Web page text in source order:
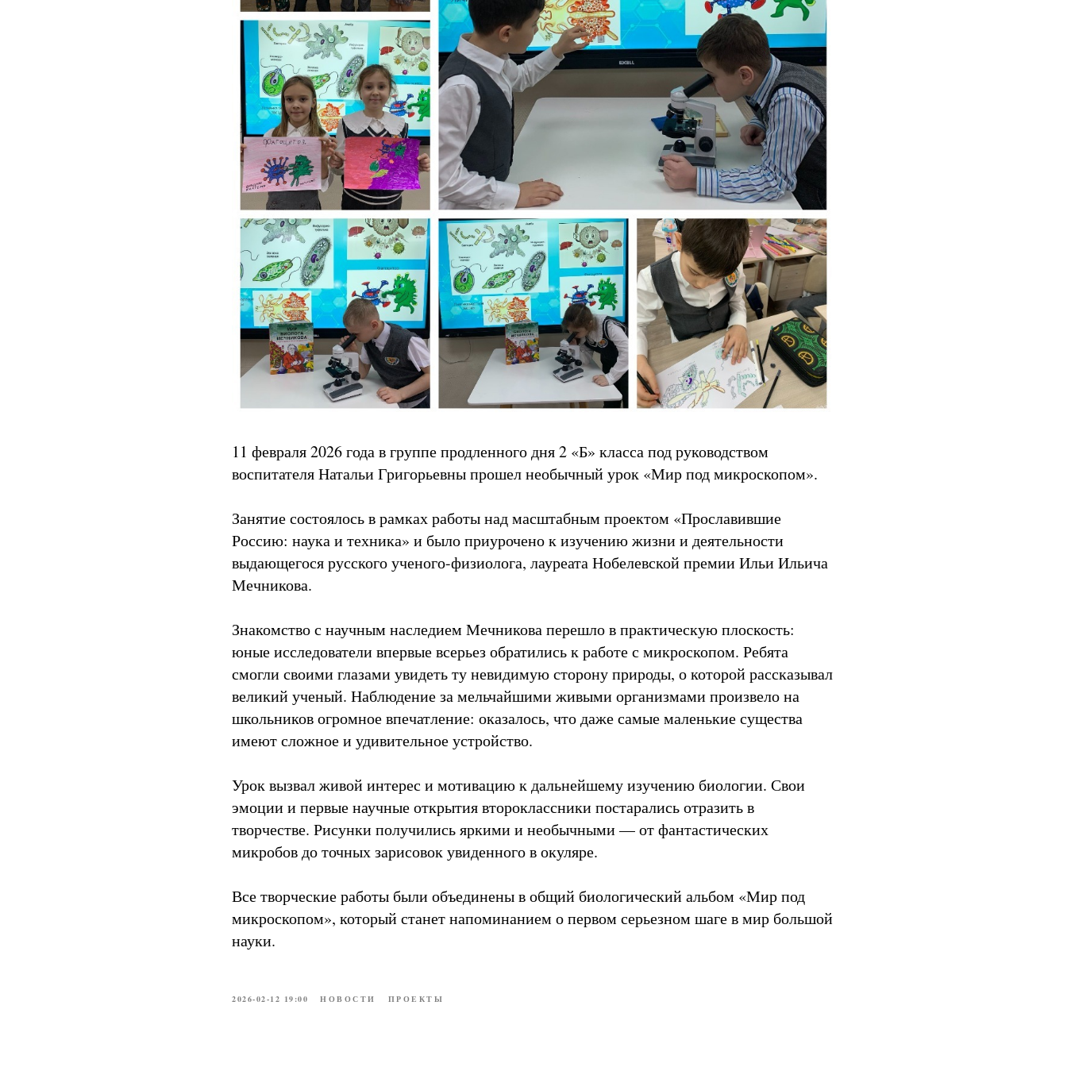
11 февраля 2026 года в группе продленного дня 2 «Б» класса под руководством
воспитателя Натальи Григорьевны прошел необычный урок «Мир под микроскопом».
Занятие состоялось в рамках работы над масштабным проектом «Прославившие
Россию: наука и техника» и было приурочено к изучению жизни и деятельности
выдающегося русского ученого-физиолога, лауреата Нобелевской премии Ильи Ильича
Мечникова.
Знакомство с научным наследием Мечникова перешло в практическую плоскость:
юные исследователи впервые всерьез обратились к работе с микроскопом. Ребята
смогли своими глазами увидеть ту невидимую сторону природы, о которой рассказывал
великий ученый. Наблюдение за мельчайшими живыми организмами произвело на
школьников огромное впечатление: оказалось, что даже самые маленькие существа
имеют сложное и удивительное устройство.
Урок вызвал живой интерес и мотивацию к дальнейшему изучению биологии. Свои
эмоции и первые научные открытия второклассники постарались отразить в
творчестве. Рисунки получились яркими и необычными — от фантастических
микробов до точных зарисовок увиденного в окуляре.
Все творческие работы были объединены в общий биологический альбом «Мир под
микроскопом», который станет напоминанием о первом серьезном шаге в мир большой
науки.
2026-02-12 19:00 НОВОСТИ ПРОЕКТЫ